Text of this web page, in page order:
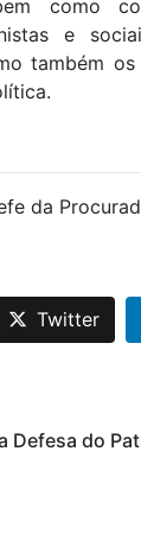
como
e
também os
da
Twitter
Defesa do